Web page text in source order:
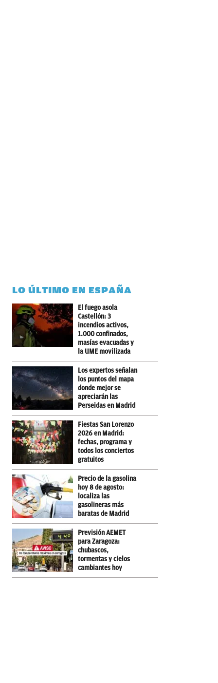
LO ÚLTIMO EN ESPAÑA
El fuego asola
Castellón: 3
incendios activos,
1.000 confinados,
masías evacuadas y
la UME movilizada
Los expertos señalan
los puntos del mapa
donde mejor se
apreciarán las
Perseidas en Madrid
Fiestas San Lorenzo
2026 en Madrid:
fechas, programa y
todos los conciertos
gratuitos
Precio de la gasolina
hoy 8 de agosto:
localiza las
gasolineras más
baratas de Madrid
Previsión AEMET
para Zaragoza:
chubascos,
tormentas y cielos
cambiantes hoy